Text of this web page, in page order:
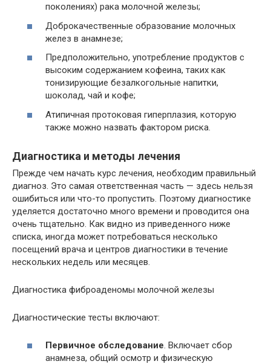
поколениях) рака молочной железы;
Доброкачественные образование молочных
желез в анамнезе;
Предположительно, употребление продуктов с
высоким содержанием кофеина, таких как
тонизирующие безалкогольные напитки,
шоколад, чай и кофе;
Атипичная протоковая гиперплазия, которую
также можно назвать фактором риска.
Диагностика и методы лечения
Прежде чем начать курс лечения, необходим правильный
диагноз. Это самая ответственная часть — здесь нельзя
ошибиться или что-то пропустить. Поэтому диагностике
уделяется достаточно много времени и проводится она
очень тщательно. Как видно из приведенного ниже
списка, иногда может потребоваться несколько
посещений врача и центров диагностики в течение
нескольких недель или месяцев.
Диагностика фиброаденомы молочной железы
Диагностические тесты включают:
Первичное обследование. Включает сбор
анамнеза, общий осмотр и физическую